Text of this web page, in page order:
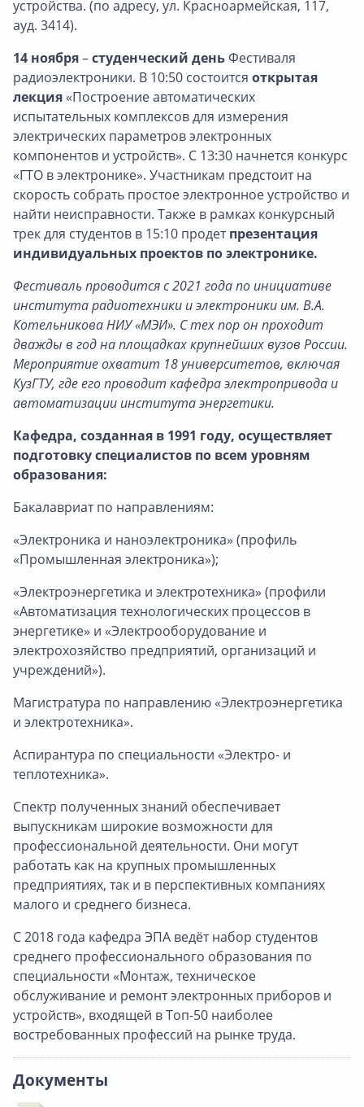
устройства. (по адресу, ул. Красноармейская, 117,
ауд. 3414).
14 ноября–студенческий деньФестиваля
радиоэлектроники. В 10:50 состоится открытая
лекция «Построение автоматических
испытательных комплексов для измерения
электрических параметров электронных
компонентов и устройств». С 13:30 начнется конкурс
«ГТО в электронике». Участникам предстоит на
скорость собрать простое электронное устройство и
найти неисправности. Также в рамках конкурсный
трек для студентов в 15:10 продетпрезентация
индивидуальных проектов по электронике.
Фестиваль проводится с 2021 года по инициативе
института радиотехники и электроники им. В.А.
Котельникова НИУ «МЭИ». С тех пор он проходит
дважды в год на площадках крупнейших вузов России.
Мероприятие охватит 18 университетов, включая
КузГТУ, где его проводит кафедра электропривода и
автоматизации института энергетики.
Кафедра, созданная в 1991 году, осуществляет
подготовку специалистов по всем уровням
образования:
Бакалавриат по направлениям:
«Электроника и наноэлектроника» (профиль
«Промышленная электроника»);
«Электроэнергетика и электротехника» (профили
«Автоматизация технологических процессов в
энергетике» и «Электрооборудование и
электрохозяйство предприятий, организаций и
учреждений»).
Магистратура по направлению «Электроэнергетика
и электротехника».
Аспирантура по специальности «Электро- и
теплотехника».
Спектр полученных знаний обеспечивает
выпускникам широкие возможности для
профессиональной деятельности. Они могут
работать как на крупных промышленных
предприятиях, так и в перспективных компаниях
малого и среднего бизнеса.
С 2018 года кафедра ЭПА ведёт набор студентов
среднего профессионального образования по
специальности «Монтаж, техническое
обслуживание и ремонт электронных приборов и
устройств», входящей в Топ-50 наиболее
востребованных профессий на рынке труда.
Документы